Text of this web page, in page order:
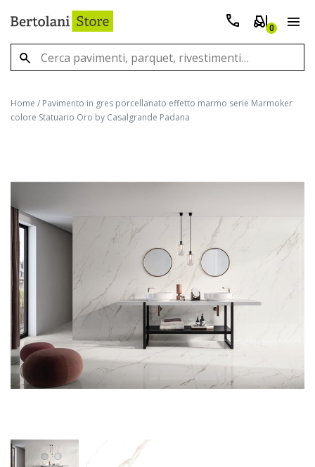
0
Home / Pavimento in gres porcellanato effetto marmo serie Marmoker
colore Statuario Oro by Casalgrande Padana